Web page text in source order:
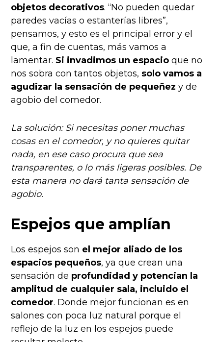
objetos decorativos. “No pueden quedar
paredes vacías o estanterías libres”,
pensamos, y esto es el principal error y el
que, a fin de cuentas, más vamos a
lamentar. Si invadimos un espacio que no
nos sobra con tantos objetos, solo vamos a
agudizar la sensación de pequeñez y de
agobio del comedor.
La solución: Si necesitas poner muchas
cosas en el comedor, y no quieres quitar
nada, en ese caso procura que sea
transparentes, o lo más ligeras posibles. De
esta manera no dará tanta sensación de
agobio.
Espejos que amplían
Los espejos son el mejor aliado de los
espacios pequeños, ya que crean una
sensación de profundidad y potencian la
amplitud de cualquier sala, incluido el
comedor. Donde mejor funcionan es en
salones con poca luz natural porque el
reflejo de la luz en los espejos puede